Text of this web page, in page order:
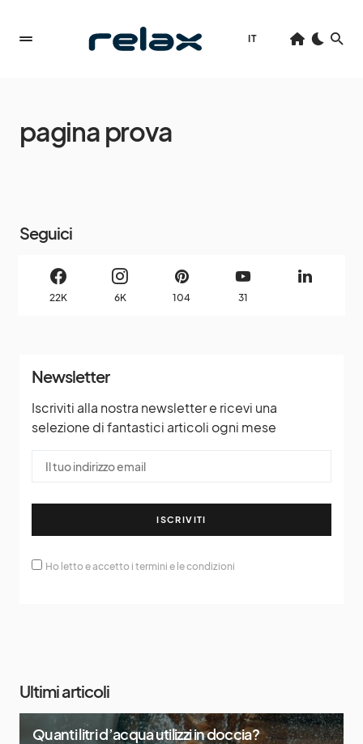
IT
pagina prova
Seguici
22K 6K 104 31
Newsletter
Iscriviti alla nostra newsletter e ricevi una
selezione di fantastici articoli ogni mese
ISCRIVITI
Ho letto e accetto i termini e le condizioni
Ultimi articoli
Quanti litri d’acqua utilizzi in doccia?